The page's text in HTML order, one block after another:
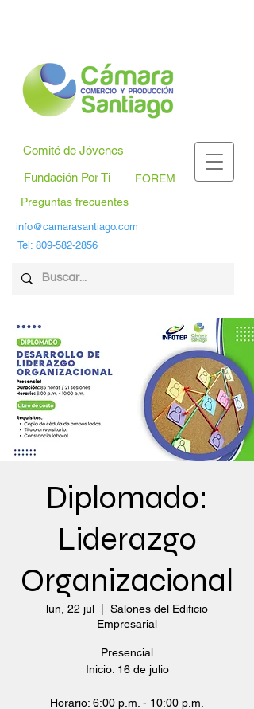
Tel: 809-582-2856
info@camarasantiago.com
FOREM
Comité de Jóvenes
Fundación Por Ti
Preguntas frecuentes
Diplomado:
Liderazgo
Organizacional
lun, 22 jul
Salones del Edificio
Empresarial
Presencial
Inicio: 16 de julio
Horario: 6:00 p.m. - 10:00 p.m.